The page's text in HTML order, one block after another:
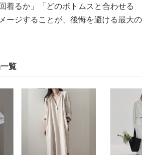
着るか」「どのボトムスと合わせる
ージすることが、後悔を避ける最大の
覧